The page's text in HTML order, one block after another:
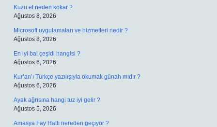
Kuzu et neden kokar ?
Ağustos 8, 2026
Microsoft uygulamaları ve hizmetleri nedir ?
Ağustos 8, 2026
En iyi bal çeşidi hangisi ?
Ağustos 6, 2026
Kur’an’ı Türkçe yazılışıyla okumak günah mıdır ?
Ağustos 6, 2026
Ayak ağrısına hangi tuz iyi gelir ?
Ağustos 5, 2026
Amasya Fay Hattı nereden geçiyor ?